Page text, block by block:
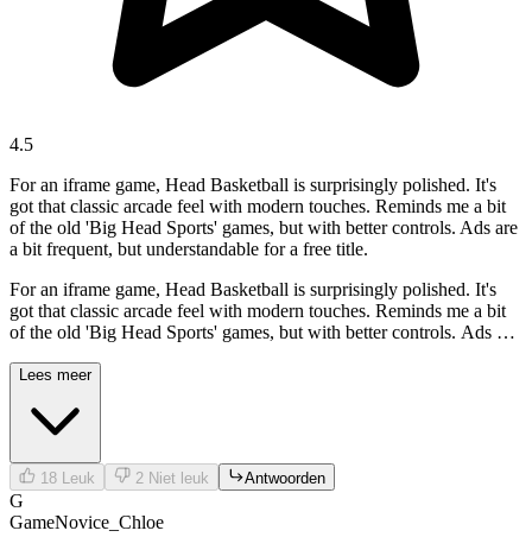
4.5
For an iframe game, Head Basketball is surprisingly polished. It's
got that classic arcade feel with modern touches. Reminds me a bit
of the old 'Big Head Sports' games, but with better controls. Ads are
a bit frequent, but understandable for a free title.
For an iframe game, Head Basketball is surprisingly polished. It's
got that classic arcade feel with modern touches. Reminds me a bit
of the old 'Big Head Sports' games, but with better controls. Ads are
Lees meer
18 Leuk 2 Niet leuk Antwoorden
G
GameNovice_Chloe